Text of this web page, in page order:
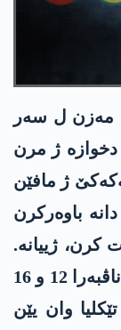
مەزن ل سەر
دخوازە ژ مرن
ژ مافێن
باوەرکرن
ژییانە.
مالباتێن چەکدارێن کو تەمەنێ وان د ناڤبەرا 12 و 16
وان یێن